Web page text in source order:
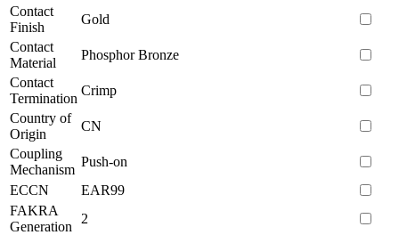
Contact
Finish
Gold
Contact
Material
Phosphor Bronze
Contact
Termination
Crimp
Country of
Origin
CN
Coupling
Mechanism
Push-on
ECCN
EAR99
FAKRA
Generation
2